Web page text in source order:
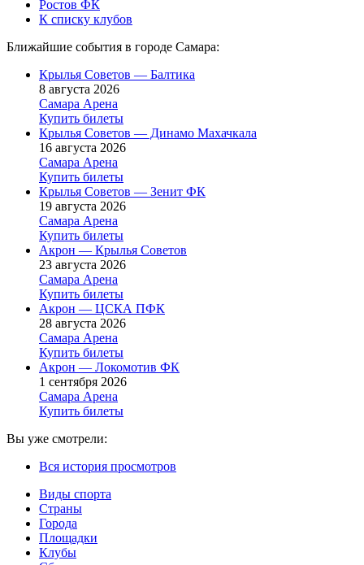
Ростов ФК
К списку клубов
Ближайшие события в городе Самара:
Крылья Советов — Балтика
8 августа 2026
Самара Арена
Купить билеты
Крылья Советов — Динамо Махачкала
16 августа 2026
Самара Арена
Купить билеты
Крылья Советов — Зенит ФК
19 августа 2026
Самара Арена
Купить билеты
Акрон — Крылья Советов
23 августа 2026
Самара Арена
Купить билеты
Акрон — ЦСКА ПФК
28 августа 2026
Самара Арена
Купить билеты
Акрон — Локомотив ФК
1 сентября 2026
Самара Арена
Купить билеты
Вы уже смотрели:
Вся история просмотров
Виды спорта
Страны
Города
Площадки
Клубы